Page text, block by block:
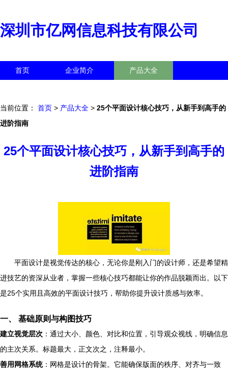
深圳市亿网信息科技有限公司
首页 企业简介 产品大全
当前位置： 首页 > 产品大全 > 25个平面设计核心技巧，从新手到高手的
进阶指南
25个平面设计核心技巧，从新手到高手的
进阶指南
平面设计是视觉传达的核心，无论你是刚入门的设计师，还是希望精
进技艺的资深从业者，掌握一些核心技巧都能让你的作品脱颖而出。以下
是25个实用且高效的平面设计技巧，帮助你提升设计质感与效率。
一、 基础原则与构图技巧
建立视觉层次 ：通过大小、颜色、对比和位置，引导观众视线，明确信息
的主次关系。标题最大，正文次之，注释最小。
善用网格系统：网格是设计的骨架。它能确保版面的秩序、对齐与一致